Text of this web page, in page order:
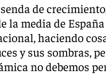
de
la media de
haciendo
y sus sombras,
no debemos